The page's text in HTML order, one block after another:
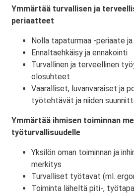
Ymmärtää turvallisen ja
periaatteet
Nolla tapaturmaa -periaate
Ennaltaehkäisy ja ennakointi
Turvallinen ja terveellinen
olosuhteet
Vaaralliset, luvanvaraiset ja
työtehtävät ja niiden
Ymmärtää ihmisen toiminnan
työturvallisuudelle
Yksilön oman toiminnan ja
merkitys
Turvalliset työtavat (ml.
Toiminta läheltä piti-,